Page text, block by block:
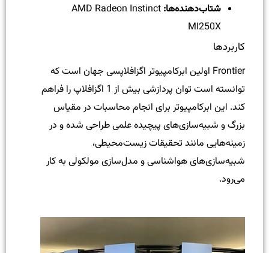
شتاب‌دهنده‌ها: AMD Radeon Instinct
MI250X
کاربردها
Frontier اولین ابرکامپیوتر اگزافلاپسی جهان است که
توانسته است توان پردازشی بیش از 1 اگزافلاپ را فراهم
کند. این ابرکامپیوتر برای انجام محاسبات در مقیاس
بزرگ و شبیه‌سازی‌های پیچیده علمی طراحی شده و در
زمینه‌هایی مانند تحقیقات زیست‌محیطی،
شبیه‌سازی‌های هواشناسی و مدل‌سازی مولکولی به کار
می‌رود.